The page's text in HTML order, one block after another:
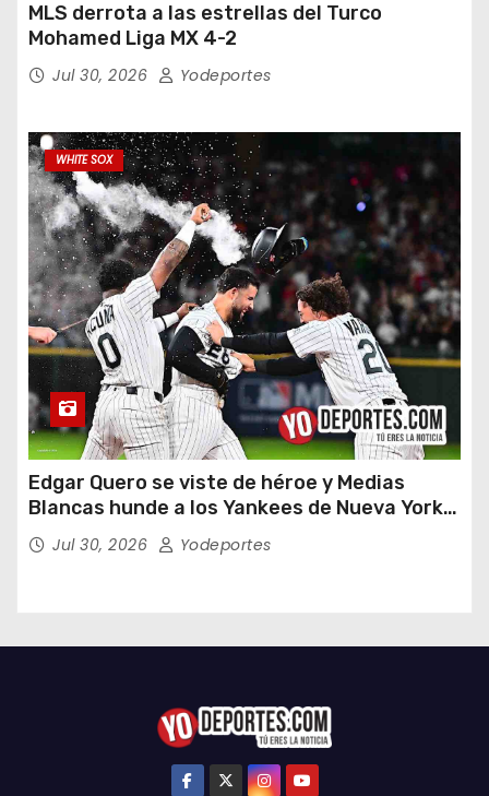
MLS derrota a las estrellas del Turco
Mohamed Liga MX 4-2
Jul 30, 2026 Yodeportes
WHITE SOX
Edgar Quero se viste de héroe y Medias
Blancas hunde a los Yankees de Nueva York
en doce entradas
Jul 30, 2026 Yodeportes